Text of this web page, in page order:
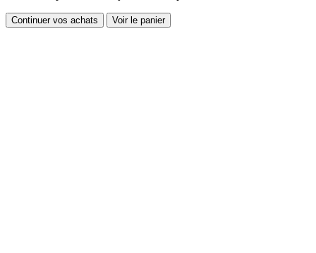
Continuer vos achats Voir le panier